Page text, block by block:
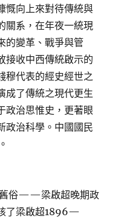
慨向上來對待傳統與
關系，在年夜一統現
的變革、戰爭與管
接收中西傳統啟示的
穆代表的經史經世之
成了傳統之現代更生
政治思惟史，更著眼
政治科學。中國國民
舊俗——梁啟超晚期政
了梁啟超1896—